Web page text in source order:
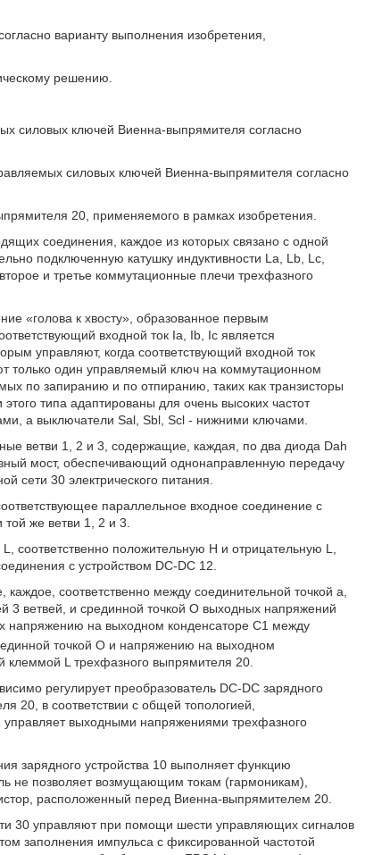
варианту выполнения изобретения,
решению.
силовых ключей Виенна-выпрямителя согласно
силовых ключей Виенна-выпрямителя согласно
20, применяемого в рамках изобретения.
соединения, каждое из которых связано с одной
подключенную катушку индуктивности La, Lb, Lc,
и третье коммутационные плечи трехфазного
«голова к хвосту», образованное первым
входной ток Ia, Ib, Ic является
управляют, когда соответствующий входной ток
только один управляемый ключ на коммутационном
по запиранию и по отпиранию, таких как транзисторы
типа адаптированы для очень высоких частот
а выключатели Sal, Sbl, Scl - нижними ключами.
ветви 1, 2 и 3, содержащие, каждая, по два диода Dah
мост, обеспечивающий однонаправленную передачу
сети 30 электрического питания.
параллельное входное соединение с
же ветви 1, 2 и 3.
положительную H и отрицательную L,
с устройством DC-DC 12.
соответственно между соединительной точкой а,
3 ветвей, и срединной точкой О выходных напряжений
напряжению на выходном конденсаторе С1 между
точкой О и напряжению на выходном
клеммой L трехфазного выпрямителя 20.
регулирует преобразователь DC-DC зарядного
20, в соответствии с общей топологией,
управляет выходными напряжениями трехфазного
зарядного устройства 10 выполняет функцию
не позволяет возмущающим токам (гармоникам),
расположенный перед Виенна-выпрямителем 20.
30 управляют при помощи шести управляющих сигналов
заполнения импульса с фиксированной частотой